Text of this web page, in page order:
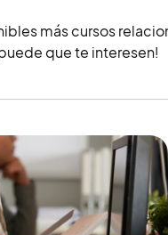
más cursos
que te interesen!